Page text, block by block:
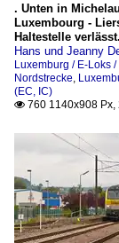
. Unten in
Luxembourg -
Haltestelle
Hans und Jeanny
Luxemburg / E-Loks
Nordstrecke
(EC, IC)
 760 1140x908 Px,